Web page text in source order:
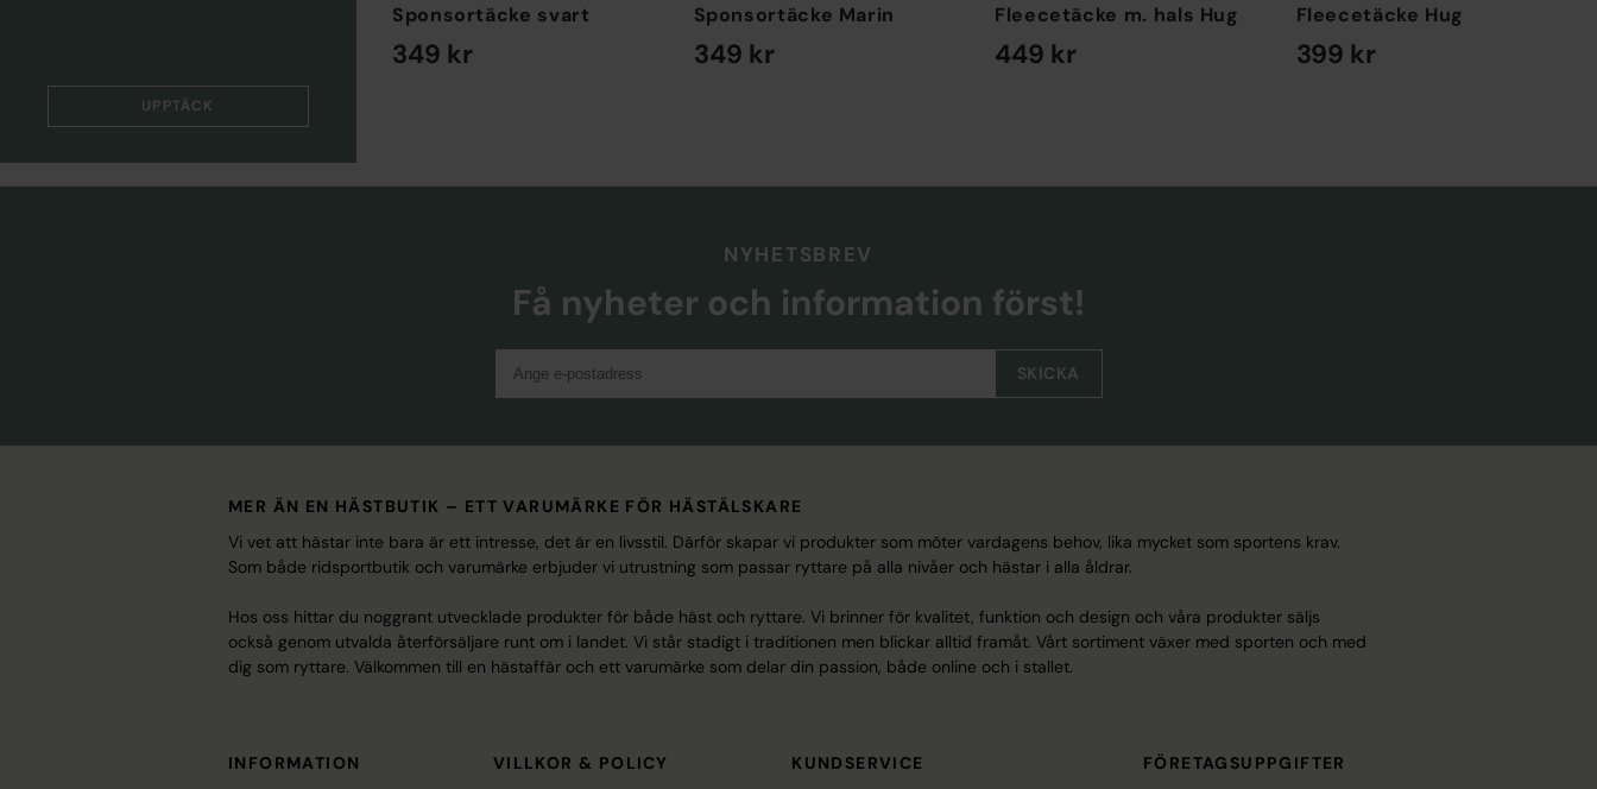
UPPTÄCK
EN STORLEK
Sponsortäcke svart
349 kr
Sponsortäcke Marin
349 kr
Fleecetäcke m. hals Hug
449 kr
Fleecetäcke Hug
399 kr
NYHETSBREV
Få nyheter och information först!
SKICKA
MER ÄN EN HÄSTBUTIK – ETT VARUMÄRKE FÖR HÄSTÄLSKARE
Vi vet att hästar inte bara är ett intresse, det är en livsstil. Därför skapar vi produkter som möter vardagens behov, lika mycket som sportens krav.
Som både ridsportbutik och varumärke erbjuder vi utrustning som passar ryttare på alla nivåer och hästar i alla åldrar.
Hos oss hittar du noggrant utvecklade produkter för både häst och ryttare. Vi brinner för kvalitet, funktion och design och våra produkter säljs
också genom utvalda återförsäljare runt om i landet. Vi står stadigt i traditionen men blickar alltid framåt. Vårt sortiment växer med sporten och med
dig som ryttare. Välkommen till en hästaffär och ett varumärke som delar din passion, både online och i stallet.
INFORMATION VILLKOR & POLICY KUNDSERVICE FÖRETAGSUPPGIFTER